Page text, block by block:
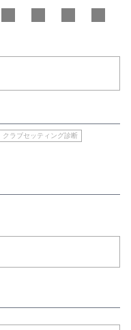
クラブセッティング診断